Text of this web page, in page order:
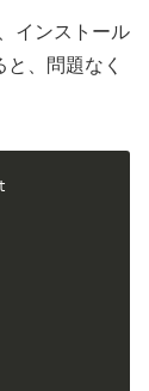
インストール
、問題なく